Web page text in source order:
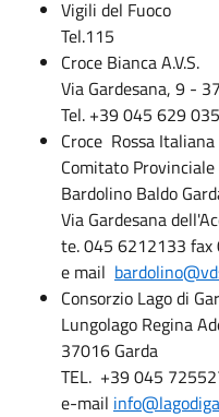
Vigili del Fuoco
Tel.115
Croce Bianca A.V.S.
Via Gardesana, 9 -
Tel. +39 045 629
Croce Rossa Italiana
Comitato Provinciale
Bardolino Baldo
Via Gardesana
te. 045 6212133
e mail
Consorzio Lago di
Lungolago Regina
37016 Garda
TEL. +39 045
e-mail